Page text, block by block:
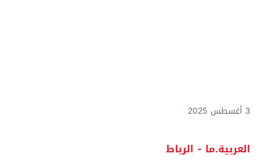
3 أغسطس 2025
العربية.ما - الرباط